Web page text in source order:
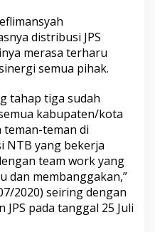
distribusi JPS
merasa terharu
semua pihak.
tahap tiga sudah
kabupaten/kota
teman-teman di
NTB yang bekerja
team work yang
dan membanggakan,”
2020) seiring dengan
pada tanggal 25 Juli